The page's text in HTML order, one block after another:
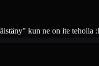
kun ne on ite teholla